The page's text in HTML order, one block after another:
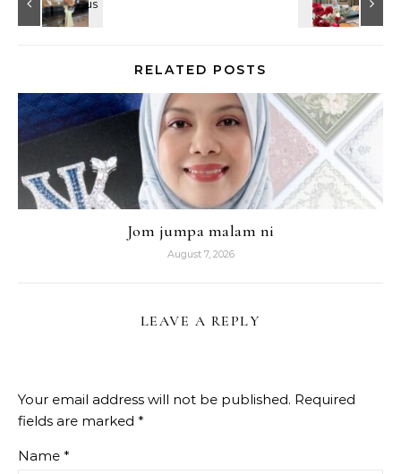
RELATED POSTS
Jom jumpa malam ni
August 7, 2026
LEAVE A REPLY
Your email address will not be published. Required
fields are marked *
Name *